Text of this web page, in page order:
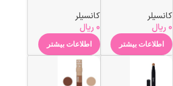
کانسیلر
0 ریال
اطلاعات بیشتر
کانسیلر
0 ریال
اطلاعات بیشتر